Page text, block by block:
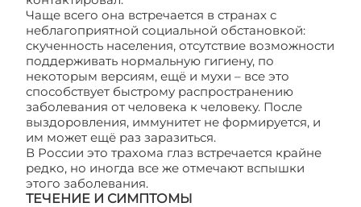
Чаще всего она встречается в странах с
неблагоприятной социальной обстановкой:
скученность населения, отсутствие возможности
поддерживать нормальную гигиену, по
некоторым версиям, ещё и мухи – все это
способствует быстрому распространению
заболевания от человека к человеку. После
выздоровления, иммунитет не формируется, и
им может ещё раз заразиться.
В России это трахома глаз встречается крайне
редко, но иногда все же отмечают вспышки
этого заболевания.
ТЕЧЕНИЕ И СИМПТОМЫ